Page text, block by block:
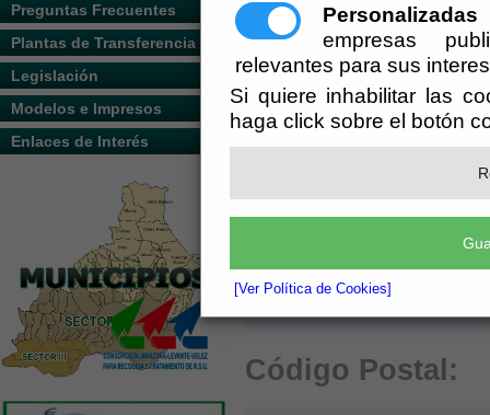
Personalizadas
empresas
relevantes para sus
Si quiere inhabilitar las
haga click sobre el botón
[Ver Política de Cookies]
Preguntas Frecuentes
Plantas de Transferencia
Legislación
Modelos e Impresos
Enlaces de Interés
Dirección:
Provincia:
Código Postal: